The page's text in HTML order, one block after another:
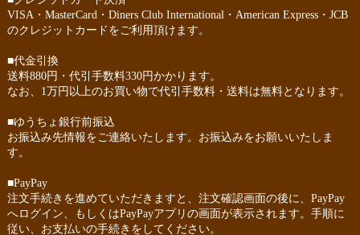
VISA・MasterCard・Diners Club International・American Express・JCB
のクレジットカードをご利用頂けます。
■代金引換
送料880円・代引手数料330円かかります。
なお、1万円以上のお買い物で代引手数料・送料は無料となります。
■ゆうちょ銀行前振込
お振込み先情報をご連絡いたします。お振込みをお願いいたしま
す。
■PayPay
注文手続きを進めていただきますと、注文確認画面の後に、PayPay
へログイン、もしくはPayPayアプリの画面が表示されます。手順に
従い、お支払いの手続きをしてください。